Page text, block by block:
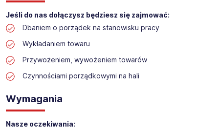
polskich agencji zatrudnienia. W ciągu wielu lat naszej
działalności daliśmy pracę przeszło 50 000 pracowników
w całym kraju. Skutecznie znajdujemy pracowników dla
największych firm, jak również małych rodzinnych
przedsiębiorstw w Polsce. Agencja jest wpisana pod nr
stanowisko:
Lokalizacja: Grudziądz
Jeśli do nas dołączysz będziesz się zajmować:
Dbaniem o porządek na stanowisku pracy
Wykładaniem towaru
Przywożeniem, wywożeniem towarów
Czynnościami porządkowymi na hali
Wymagania
Nasze oczekiwania: